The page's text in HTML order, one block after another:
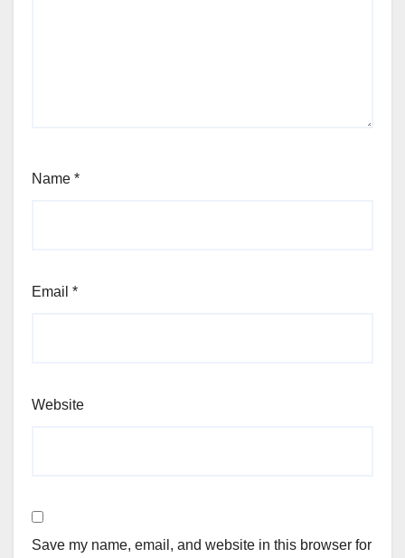
Name *
Email *
Website
Save my name, email, and website in this browser for